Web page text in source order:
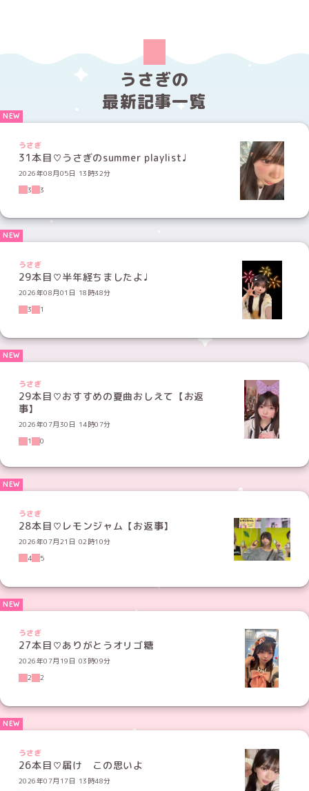
うさぎの
最新記事一覧
うさぎ
31本目♡うさぎのsummer playlist♩
2026年08月05日 13時32分
3
3
うさぎ
29本目♡半年経ちましたよ♩
2026年08月01日 18時48分
3
1
うさぎ
29本目♡おすすめの夏曲おしえて【お返
事】
2026年07月30日 14時07分
1
0
うさぎ
28本目♡レモンジャム【お返事】
2026年07月21日 02時10分
4
5
うさぎ
27本目♡ありがとうオリゴ糖
2026年07月19日 03時09分
2
2
うさぎ
26本目♡届け この思いよ
2026年07月17日 13時48分